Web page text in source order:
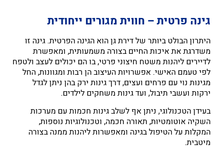
גינה פרטית – חווית מגורים ייחודית
היתרון הבולט ביותר של דירת גן הוא הגינה הפרטית. גינה זו
משדרגת את איכות החיים בצורה משמעותית, ומאפשרת
לדיירים ליהנות משטח חיצוני פרטי, בו הם יכולים לעצב ולטפח
לפי טעמם האישי. אפשרויות העיצוב הן רבות ומגוונות, החל
מגינות נוי עם פרחים ועצים, דרך גינות ירק בהן ניתן לגדל
ירקות ועשבי תיבול, ועד גינות משחקים לילדים.
בעידן הטכנולוגי, ניתן אף לשלב גינות חכמות עם מערכות
השקיה אוטומטיות, תאורה חכמה, וטכנולוגיות נוספות,
המקלות על הטיפול בגינה ומאפשרות ליהנות ממנה בצורה
מיטבית.